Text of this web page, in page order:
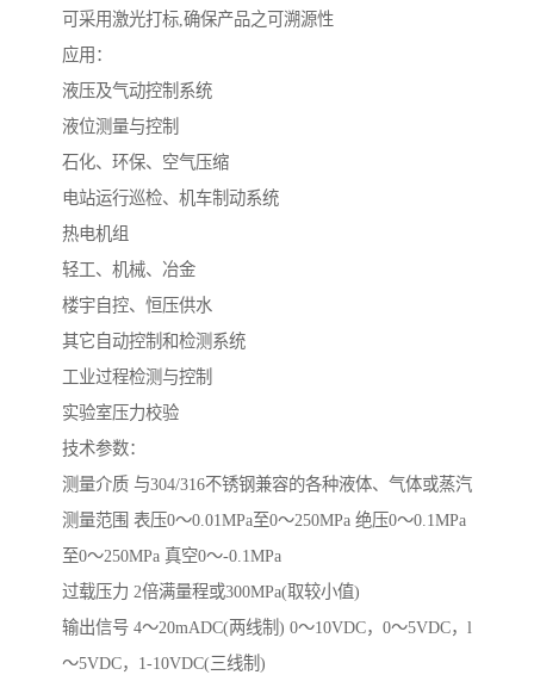
可采用激光打标,确保产品之可溯源性
应用：
液压及气动控制系统
液位测量与控制
石化、环保、空气压缩
电站运行巡检、机车制动系统
热电机组
轻工、机械、冶金
楼宇自控、恒压供水
其它自动控制和检测系统
工业过程检测与控制
实验室压力校验
技术参数：
测量介质 与304/316不锈钢兼容的各种液体、气体或蒸汽
测量范围 表压0～0.01MPa至0～250MPa 绝压0～0.1MPa
至0～250MPa 真空0～-0.1MPa
过载压力 2倍满量程或300MPa(取较小值)
输出信号 4～20mADC(两线制) 0～10VDC，0～5VDC，l
～5VDC，1-10VDC(三线制)